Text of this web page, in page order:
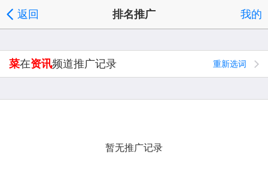
返回 排名推广 我的
重新选词
菜在资讯频道推广记录
暂无推广记录